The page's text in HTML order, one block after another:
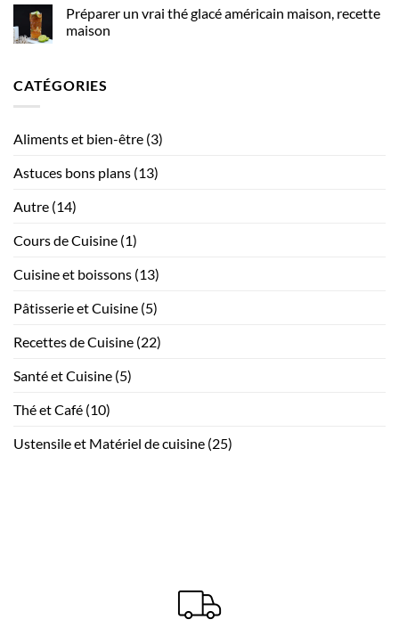
pour
intégrer
des
Préparer un vrai thé glacé américain maison, recette
maison
Préparer
un
américain
maison
CATÉGORIES
Aliments et bien-être (3)
Astuces bons plans (13)
Autre (14)
Cours de Cuisine (1)
Cuisine et boissons (13)
Pâtisserie et Cuisine (5)
Recettes de Cuisine (22)
Santé et Cuisine (5)
Thé et Café (10)
Ustensile et Matériel de cuisine (25)